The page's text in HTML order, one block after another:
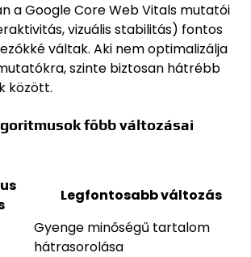
a Google Core Web Vitals mutatói
vizuális stabilitás) fontos
váltak. Aki nem optimalizálja
szinte biztosan hátrébb
között.
főbb változásai
Legfontosabb változás
Gyenge minőségű tartalom
hátrasorolása